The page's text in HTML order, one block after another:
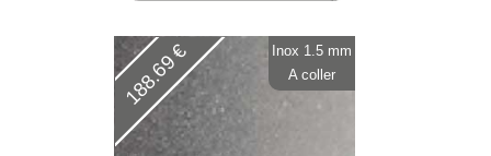
188.69 €
Inox 1.5 mm
A coller